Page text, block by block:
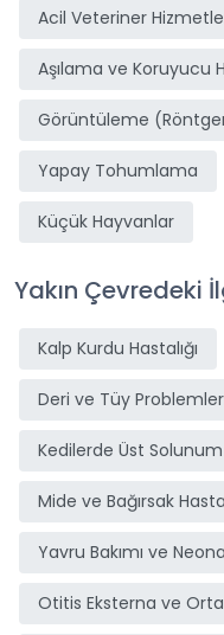
Acil Veteriner
Aşılama ve Koruyucu
Görüntüleme
Yapay Tohumlama
Küçük Hayvanlar
Yakın Çevredeki
Kalp Kurdu Hastalığı
Deri ve Tüy
Kedilerde Üst
Mide ve Bağırsak
Yavru Bakımı ve
Otitis Eksterna ve Orta